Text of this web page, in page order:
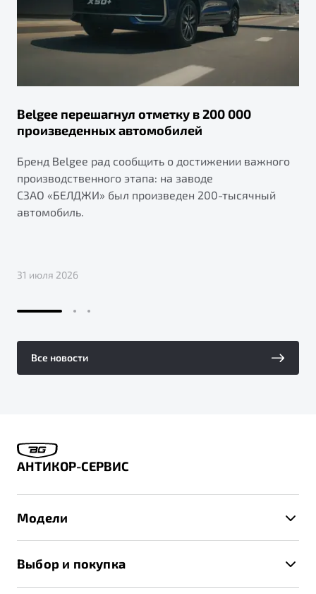
Belgee перешагнул отметку в 200 000
произведенных автомобилей
Бренд Belgee рад сообщить о достижении важного
производственного этапа: на заводе
СЗАО «БЕЛДЖИ» был произведен 200-тысячный
автомобиль.
31 июля 2026
Все новости
АНТИКОР-СЕРВИС
Модели
Выбор и покупка